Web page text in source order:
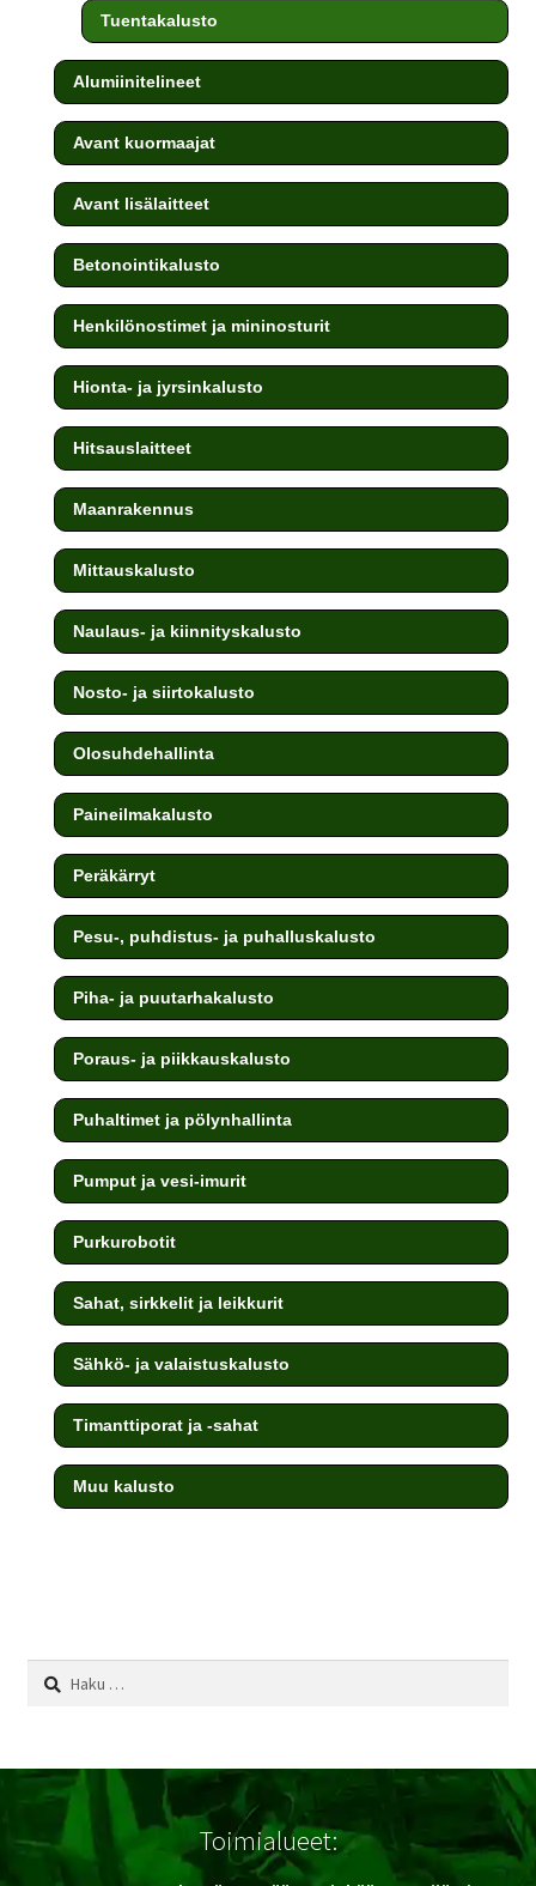
Tuentakalusto
Alumiinitelineet
Avant kuormaajat
Avant lisälaitteet
Betonointikalusto
Henkilönostimet ja mininosturit
Hionta- ja jyrsinkalusto
Hitsauslaitteet
Maanrakennus
Mittauskalusto
Naulaus- ja kiinnityskalusto
Nosto- ja siirtokalusto
Olosuhdehallinta
Paineilmakalusto
Peräkärryt
Pesu-, puhdistus- ja puhalluskalusto
Piha- ja puutarhakalusto
Poraus- ja piikkauskalusto
Puhaltimet ja pölynhallinta
Pumput ja vesi-imurit
Purkurobotit
Sahat, sirkkelit ja leikkurit
Sähkö- ja valaistuskalusto
Timanttiporat ja -sahat
Muu kalusto
Haku:
Toimialueet: